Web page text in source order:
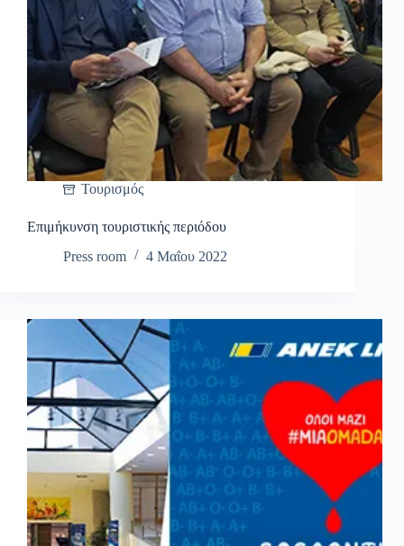
Τουρισμός
Επιμήκυνση τουριστικής περιόδου
Press room
4 Μαΐου 2022